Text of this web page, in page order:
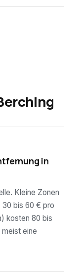
in
Kleine Zonen
30 bis 60 € pro
kosten 80 bis
eine